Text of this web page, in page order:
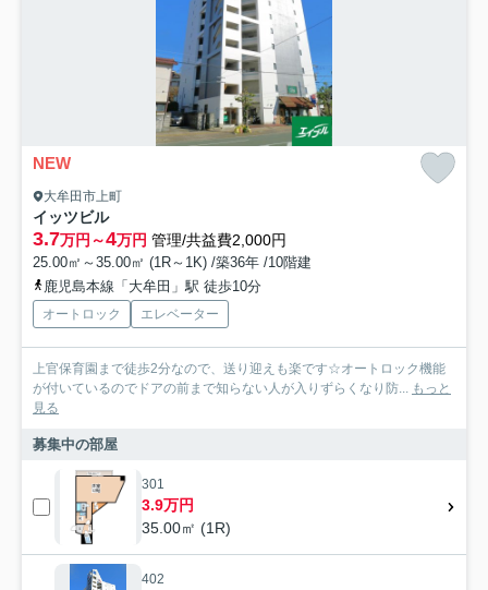
NEW
大牟田市上町
イッツビル
3.7万円～4万円 管理/共益費2,000円
25.00㎡～35.00㎡ (1R～1K) /築36年 /10階建
鹿児島本線「大牟田」駅 徒歩10分
オートロック エレベーター
上官保育園まで徒歩2分なので、送り迎えも楽です☆オートロック機能
が付いているのでドアの前まで知らない人が入りずらくなり防... もっと
見る
募集中の部屋
301
3.9万円
35.00㎡ (1R)
402